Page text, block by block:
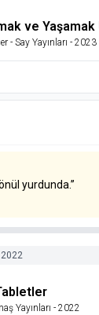
ve
- Say Yayınları - 2023
yurdunda.”
2022
Yayınları - 2022